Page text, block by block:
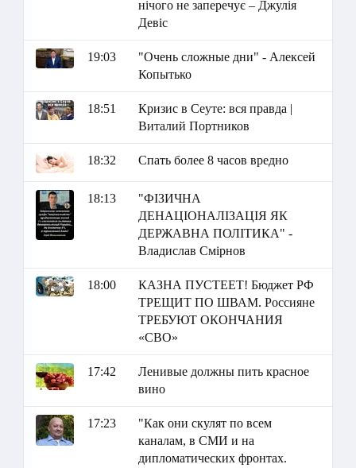
нічого не заперечує – Джулія
Девіс
19:03
"Очень сложные дни" - Алексей
Копытько
18:51
Кризис в Сеуте: вся правда |
Виталий Портников
18:32 Спать более 8 часов вредно
18:13
"ФІЗИЧНА
ДЕНАЦІОНАЛІЗАЦІЯ ЯК
ДЕРЖАВНА ПОЛІТИКА" -
Владислав Смірнов
18:00
КАЗНА ПУСТЕЕТ! Бюджет РФ
ТРЕЩИТ ПО ШВАМ. Россияне
ТРЕБУЮТ ОКОНЧАНИЯ
«СВО»
17:42
Ленивые должны пить красное
вино
17:23
"Как они скулят по всем
каналам, в СМИ и на
дипломатических фронтах.